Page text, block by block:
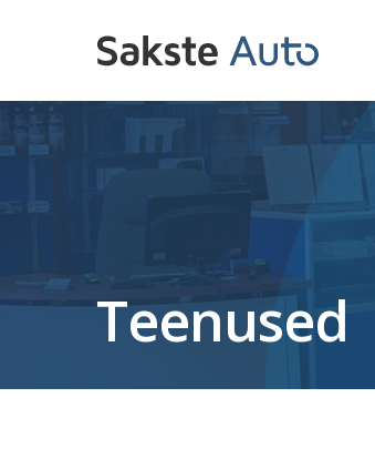
Teenused